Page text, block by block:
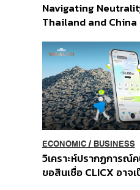
Navigating
Thailand and
Order
ECONOMIC/ BUSINESS
วิเคราะห์ปรากฏการณ์
ขอสินเชื่อ CLICX อาจเ